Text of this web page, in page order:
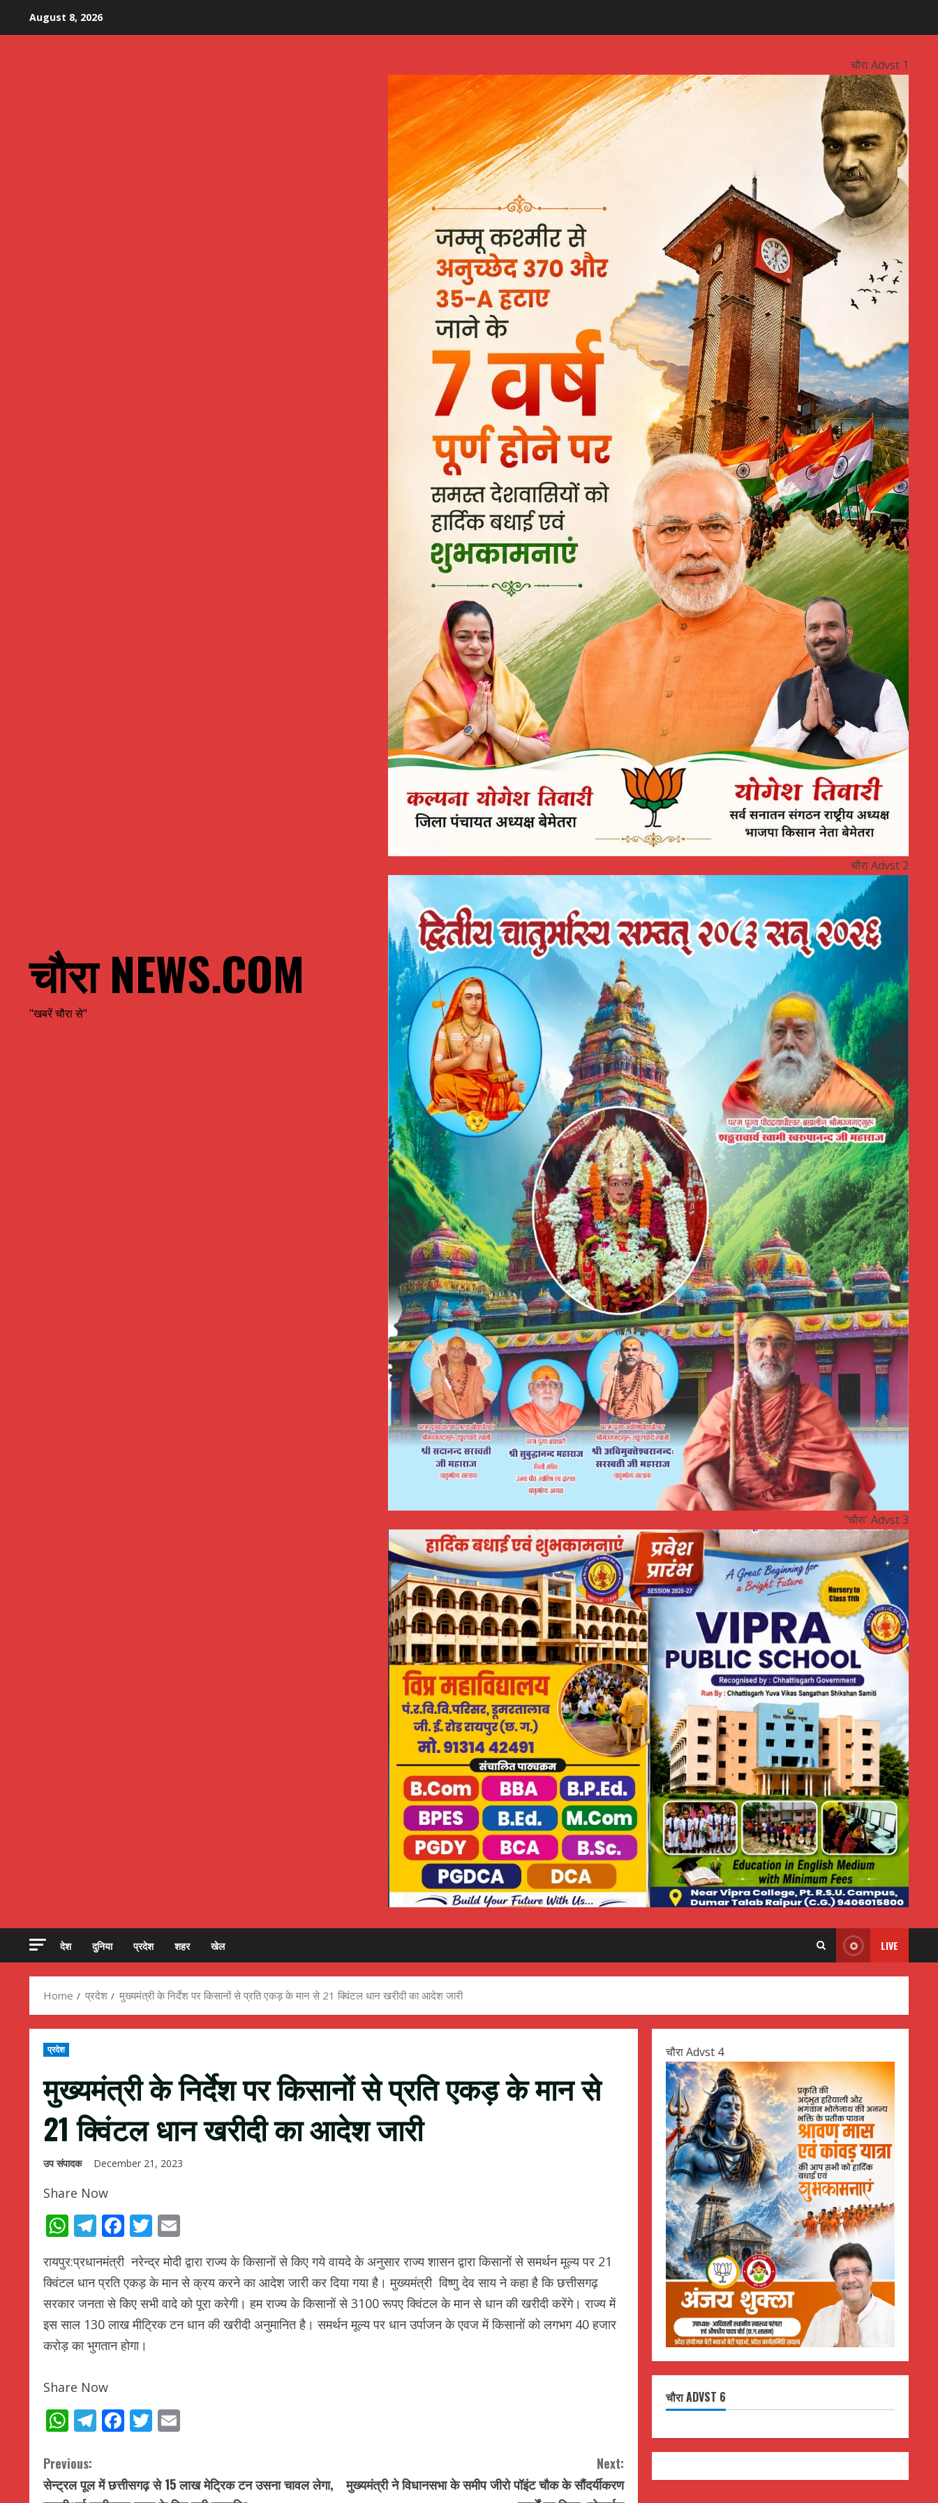
August 8, 2026
चौरा NEWS.COM
"खबरें चौरा से"
चौरा Advst 1
चौरा Advst 2
"चौरा' Advst 3
देश दुनिया प्रदेश शहर खेल LIVE
Home प्रदेश मुख्यमंत्री के निर्देश पर किसानों से प्रति एकड़ के मान से 21 क्विंटल धान खरीदी का आदेश जारी
प्रदेश
मुख्यमंत्री के निर्देश पर किसानों से प्रति एकड़ के मान से
21 क्विंटल धान खरीदी का आदेश जारी
उप संपादक December 21, 2023
Share Now
WhatsApp
Telegram
Facebook
Twitter
रायपुर:प्रधानमंत्री नरेन्द्र मोदी द्वारा राज्य के किसानों से किए गये वायदे के अनुसार राज्य शासन द्वारा किसानों से समर्थन मूल्य पर 21
क्विंटल धान प्रति एकड़ के मान से क्रय करने का आदेश जारी कर दिया गया है। मुख्यमंत्री विष्णु देव साय ने कहा है कि छत्तीसगढ़
सरकार जनता से किए सभी वादे को पूरा करेगी। हम राज्य के किसानों से 3100 रूपए क्विंटल के मान से धान की खरीदी करेंगे। राज्य में
इस साल 130 लाख मीट्रिक टन धान की खरीदी अनुमानित है। समर्थन मूल्य पर धान उर्पाजन के एवज में किसानों को लगभग 40 हजार
करोड़ का भुगतान होगा।
Share Now
WhatsApp
Telegram
Facebook
Twitter
C
o
Previous:
सेन्ट्रल पूल में छत्तीसगढ़ से 15 लाख मेट्रिक टन उसना चावल लेगा,
Next:
मुख्यमंत्री ने विधानसभा के समीप जीरो पॉइंट चौक के सौंदर्यीकरण
चौरा Advst 4
चौरा ADVST 6